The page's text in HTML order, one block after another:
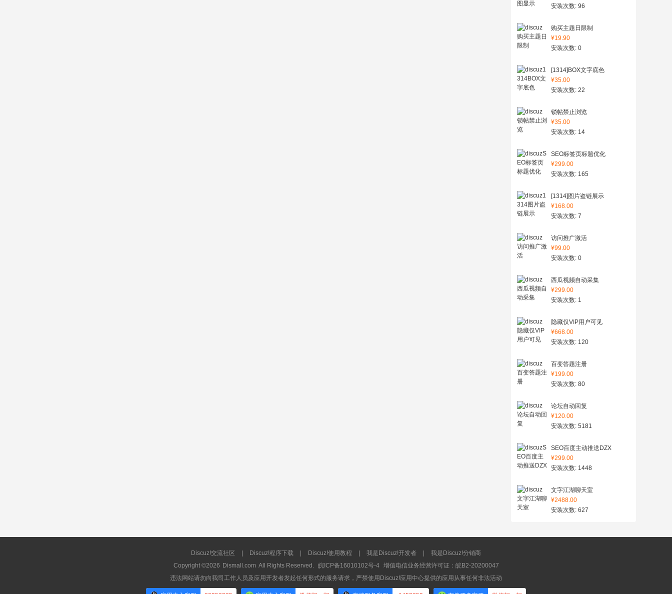
安装次数: 96
购买主题日限制
¥19.90
安装次数: 0
[1314]BOX文字底色
¥35.00
安装次数: 22
锁帖禁止浏览
¥35.00
安装次数: 14
SEO标签页标题优化
¥299.00
安装次数: 165
[1314]图片盗链展示
¥168.00
安装次数: 7
访问推广激活
¥99.00
安装次数: 0
西瓜视频自动采集
¥299.00
安装次数: 1
隐藏仅VIP用户可见
¥668.00
安装次数: 120
百变答题注册
¥199.00
安装次数: 80
论坛自动回复
¥120.00
安装次数: 5181
SEO百度主动推送DZX
¥299.00
安装次数: 1448
文字江湖聊天室
¥2488.00
安装次数: 627
Discuz!交流社区 Discuz!程序下载 Discuz!使用教程 我是Discuz!开发者
我是Discuz!分销商
Copyright ©2026 Dismall.com All Rights Reserved. 皖ICP备16010102号-4
增值电信业务经营许可证：皖B2-20200047
违法网站请勿向我司工作人员及应用开发者发起任何形式的服务请求，严禁使用Discuz!应用中心提供的应用从事任何非法活动